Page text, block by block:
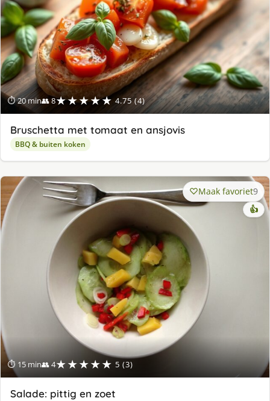
⏱ 20 min👥 8★★★★★ 4.75 (4)
Bruschetta met tomaat en ansjovis
BBQ & buiten koken
⏱ 15 min👥 4★★★★★ 5 (3)
Maak favoriet9
👍
Salade: pittig en zoet